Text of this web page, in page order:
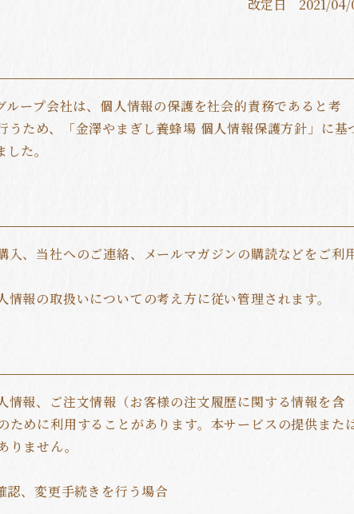
改定日 2021/04/
ープ会社は、個人情報の保護を社会的責務であると考
ため、「金澤やまぎし養蜂場 個人情報保護方針」に基
た。
、当社へのご連絡、メールマガジンの購読などをご利
報の取扱いについての考え方に従い管理されます。
報、ご注文情報（お客様の注文履歴に関する情報を含
めに利用することがあります。本サービスの提供また
ません。
認、変更手続きを行う場合